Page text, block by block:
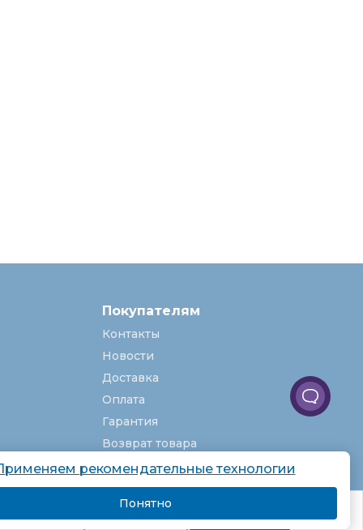
Подробнее Я согласен
Покупателям
Контакты
Новости
Доставка
Оплата
Гарантия
Возврат товара
Услуги
О компании
Вакансии
рекомендательные технологии
Понятно